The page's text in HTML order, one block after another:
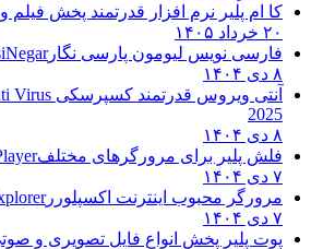
کا ام پلیر نرم افزار قدرتمند پخش فیلم و
فارسی نویس لیومون پارسی نگارParsiNegar
آنتی ویروس قدرتمند کسپرسکی 2025 Anti Virus
فلش پلیر برای مرورگرهای مختلفPlayer
مرورگر محبوب اینترنت اکسپلوررExplorer
پوت پلیر پخش انواع فایل تصویری و صوتی